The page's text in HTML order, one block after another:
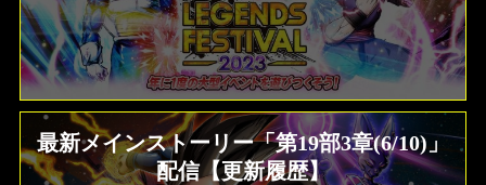
最新メインストーリー「第19部3章(6/10)」
配信【更新履歴】